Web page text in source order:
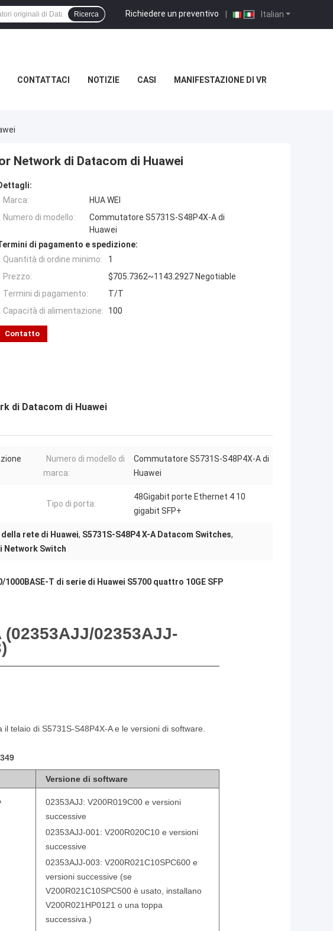
Italian
Richiedere un preventivo |
Ricerca
CONTATTACI NOTIZIE CASI MANIFESTAZIONE DI VR
Network di Datacom di Huawei
Marca:
HUA WEI
Numero di modello:
Commutatore S5731S-S48P4X-A di
Huawei
di pagamento e spedizione:
Quantità di ordine minimo:
1
Prezzo:
$705.7362~1143.2927 Negotiable
Termini di pagamento:
T/T
Capacità di alimentazione:
100
Contatto
di Datacom di Huawei
Numero di modello di
marca:
Commutatore S5731S-S48P4X-A di
Huawei
Tipo di porta:
48Gigabit porte Ethernet 4 10
gigabit SFP+
rete di Huawei, S5731S-S48P4 X-A Datacom Switches,
Network Switch
T di serie di Huawei S5700 quattro 10GE SFP
(02353AJJ/02353AJJ-
)
il telaio di S5731S-S48P4X-Ae le versioni di software.
Versione di software
02353AJJ: V200R019C00 e versioni
successive
02353AJJ-001: V200R020C10 e versioni
successive
02353AJJ-003: V200R021C10SPC600 e
versioni successive (se
V200R021C10SPC500 è usato, installano
V200R021HP0121 o una toppa
successiva.)